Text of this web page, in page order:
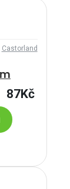
Castorland
87Kč